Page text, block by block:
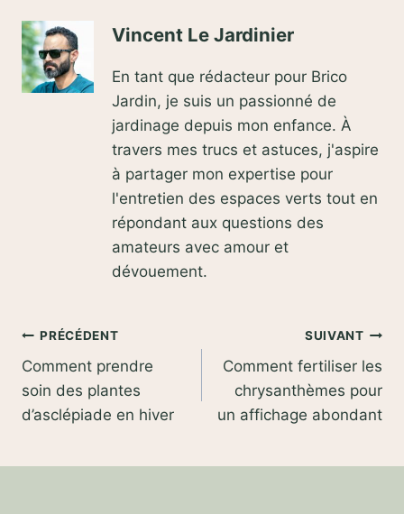
Vincent Le Jardinier
En tant que rédacteur pour Brico
Jardin, je suis un passionné de
jardinage depuis mon enfance. À
travers mes trucs et astuces, j'aspire
à partager mon expertise pour
l'entretien des espaces verts tout en
répondant aux questions des
amateurs avec amour et
dévouement.
Navigation
de
l’article
PRÉCÉDENT
Comment prendre
soin des plantes
d’asclépiade en hiver
SUIVANT
Comment fertiliser les
chrysanthèmes pour
un affichage abondant